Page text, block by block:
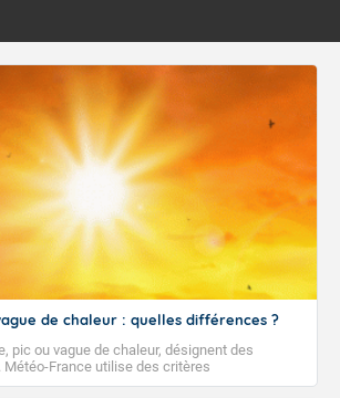
de chaleur : quelles différences ?
pic ou vague de chaleur, désignent des
France utilise des critères
évaluer et qualifier les épisodes de chaleur qui